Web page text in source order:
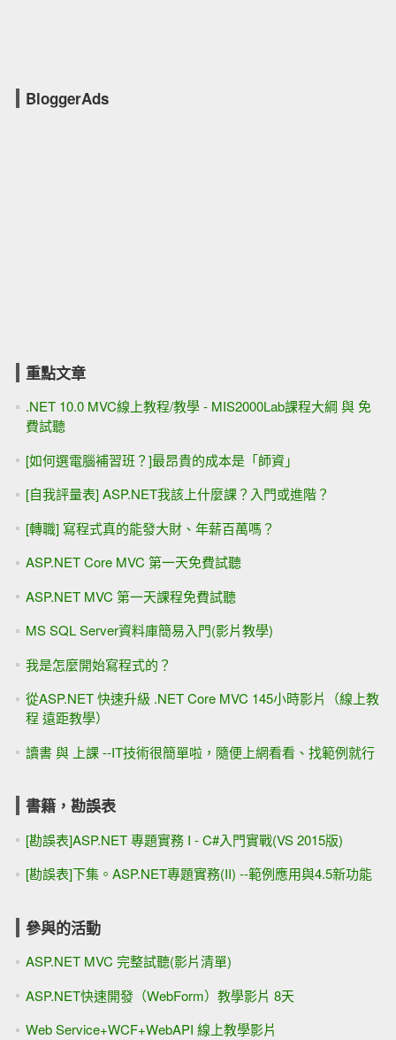
BloggerAds
重點文章
.NET 10.0 MVC線上教程/教學 - MIS2000Lab課程大綱 與 免
費試聽
[如何選電腦補習班？]最昂貴的成本是「師資」
[自我評量表] ASP.NET我該上什麼課？入門或進階？
[轉職] 寫程式真的能發大財、年薪百萬嗎？
ASP.NET Core MVC 第一天免費試聽
ASP.NET MVC 第一天課程免費試聽
MS SQL Server資料庫簡易入門(影片教學)
我是怎麼開始寫程式的？
從ASP.NET 快速升級 .NET Core MVC 145小時影片（線上教
程 遠距教學）
讀書 與 上課 --IT技術很簡單啦，隨便上網看看、找範例就行
書籍，勘誤表
[勘誤表]ASP.NET 專題實務 I - C#入門實戰(VS 2015版)
[勘誤表]下集。ASP.NET專題實務(II) --範例應用與4.5新功能
參與的活動
ASP.NET MVC 完整試聽(影片清單)
ASP.NET快速開發（WebForm）教學影片 8天
Web Service+WCF+WebAPI 線上教學影片